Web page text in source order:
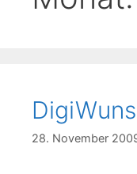
28. November